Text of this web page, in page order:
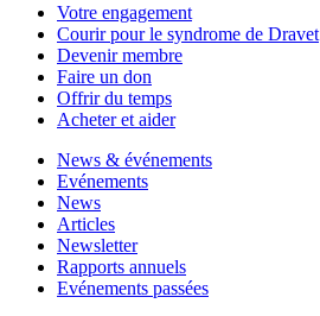
Votre engagement
Courir pour le syndrome de Dravet
Devenir membre
Faire un don
Offrir du temps
Acheter et aider
News & événements
Evénements
News
Articles
Newsletter
Rapports annuels
Evénements passées